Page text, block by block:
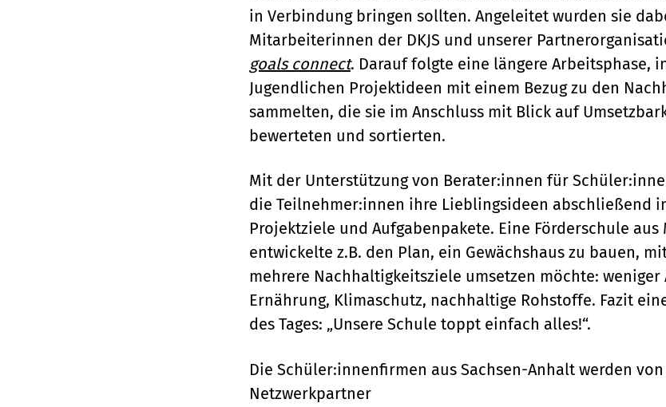
in Verbindung bringen sollten. Angeleitet wurden sie
Mitarbeiterinnen der DKJS und unserer
goals connect. Darauf folgte eine längere Arbeitsphase,
Jugendlichen Projektideen mit einem Bezug zu den
sammelten, die sie im Anschluss mit Blick auf
bewerteten und sortierten.
Mit der Unterstützung von Berater:innen für
die Teilnehmer:innen ihre Lieblingsideen abschließend
Projektziele und Aufgabenpakete. Eine Förderschule aus
entwickelte z.B. den Plan, ein Gewächshaus zu bauen,
mehrere Nachhaltigkeitsziele umsetzen möchte: weniger
Ernährung, Klimaschutz, nachhaltige Rohstoffe. Fazit
des Tages: „Unsere Schule toppt einfach alles!“.
Die Schüler:innenfirmen aus Sachsen-Anhalt werden
Netzwerkpartner